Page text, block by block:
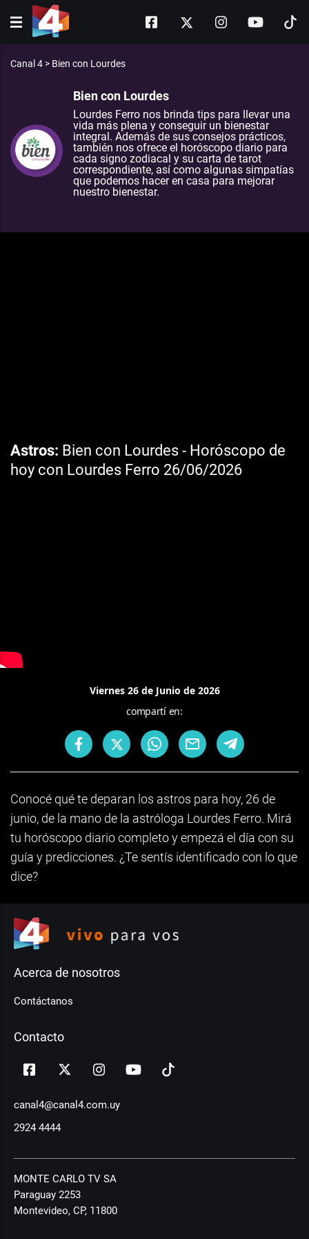
Canal 4 > Bien con Lourdes
Bien con Lourdes
Lourdes Ferro nos brinda tips para llevar una
vida más plena y conseguir un bienestar
integral. Además de sus consejos prácticos,
también nos ofrece el horóscopo diario para
cada signo zodiacal y su carta de tarot
correspondiente, así como algunas simpatías
que podemos hacer en casa para mejorar
nuestro bienestar.
Astros Bien con Lourdes - Horóscopo de
hoy con Lourdes Ferro 26/06/2026
Viernes 26 de Junio de 2026
compartí en:
Conocé qué te deparan los astros para hoy, 26 de
junio, de la mano de la astróloga Lourdes Ferro. Mirá
tu horóscopo diario completo y empezá el día con su
guía y predicciones. ¿Te sentís identificado con lo que
dice?
Acerca de nosotros
Contáctanos
Contacto
canal4@canal4.com.uy
2924 4444
MONTE CARLO TV SA
Paraguay 2253
Montevideo, CP, 11800